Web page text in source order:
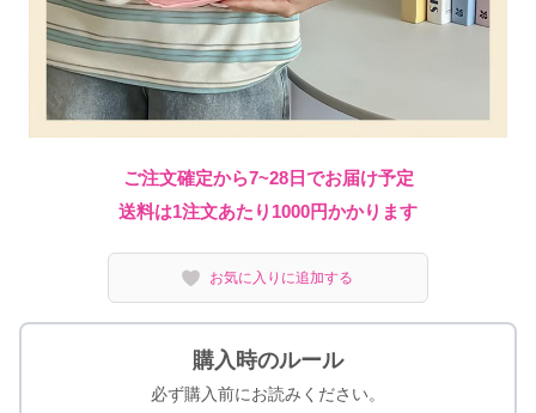
ご注文確定から7~28日でお届け予定
送料は1注文あたり 1000円かかります
お気に入りに追加する
購入時のルール
必ず購入前にお読みください。